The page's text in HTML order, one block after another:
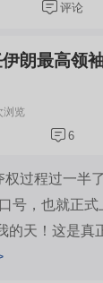
评论
浏览
6
权过程过一半
号，也就正式
的天！这是真
论 >